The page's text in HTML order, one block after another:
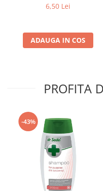
6,50 Lei
ADAUGA IN COS
PROFITA
-43%